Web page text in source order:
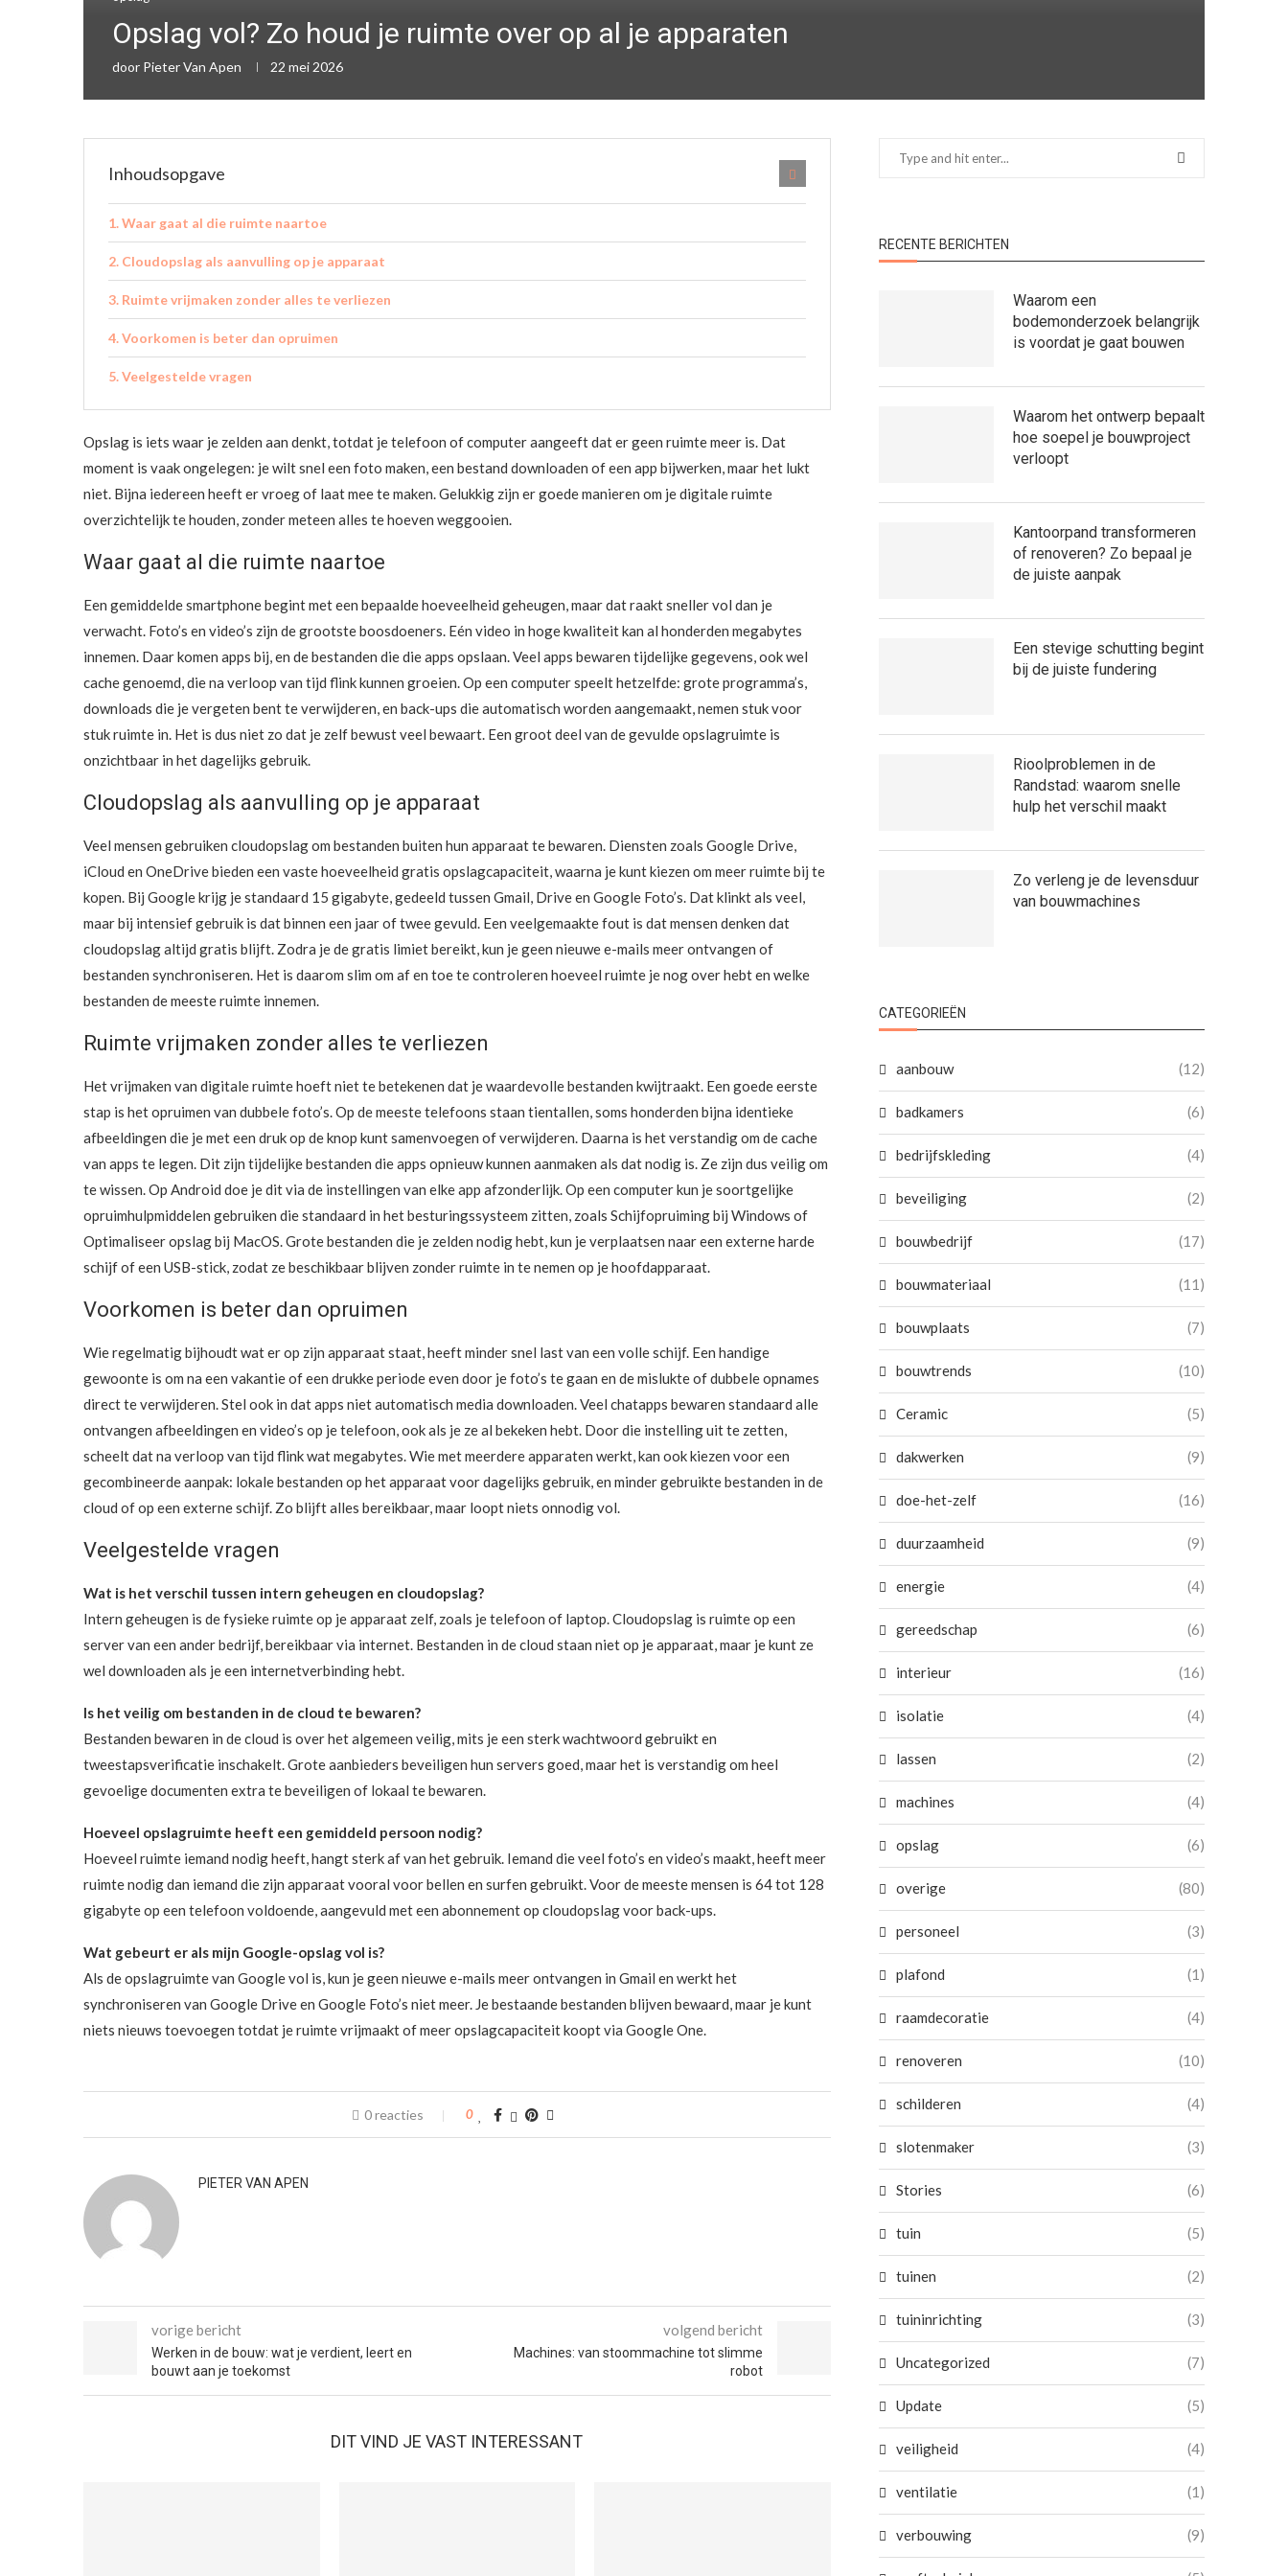
Opslag vol? Zo houd je ruimte over op al je apparaten
door Pieter Van Apen 22 mei 2026
Inhoudsopgave
Waar gaat al die ruimte naartoe
Cloudopslag als aanvulling op je apparaat
Ruimte vrijmaken zonder alles te verliezen
Voorkomen is beter dan opruimen
Veelgestelde vragen
Opslag is iets waar je zelden aan denkt, totdat je telefoon of computer aangeeft dat er geen ruimte meer is. Dat
moment is vaak ongelegen: je wilt snel een foto maken, een bestand downloaden of een app bijwerken, maar het lukt
niet. Bijna iedereen heeft er vroeg of laat mee te maken. Gelukkig zijn er goede manieren om je digitale ruimte
overzichtelijk te houden, zonder meteen alles te hoeven weggooien.
Waar gaat al die ruimte naartoe
Een gemiddelde smartphone begint met een bepaalde hoeveelheid geheugen, maar dat raakt sneller vol dan je
verwacht. Foto’s en video’s zijn de grootste boosdoeners. Eén video in hoge kwaliteit kan al honderden megabytes
innemen. Daar komen apps bij, en de bestanden die die apps opslaan. Veel apps bewaren tijdelijke gegevens, ook wel
cache genoemd, die na verloop van tijd flink kunnen groeien. Op een computer speelt hetzelfde: grote programma’s,
downloads die je vergeten bent te verwijderen, en back-ups die automatisch worden aangemaakt, nemen stuk voor
stuk ruimte in. Het is dus niet zo dat je zelf bewust veel bewaart. Een groot deel van de gevulde opslagruimte is
onzichtbaar in het dagelijks gebruik.
Cloudopslag als aanvulling op je apparaat
Veel mensen gebruiken cloudopslag om bestanden buiten hun apparaat te bewaren. Diensten zoals Google Drive,
iCloud en OneDrive bieden een vaste hoeveelheid gratis opslagcapaciteit, waarna je kunt kiezen om meer ruimte bij te
kopen. Bij Google krijg je standaard 15 gigabyte, gedeeld tussen Gmail, Drive en Google Foto’s. Dat klinkt als veel,
maar bij intensief gebruik is dat binnen een jaar of twee gevuld. Een veelgemaakte fout is dat mensen denken dat
cloudopslag altijd gratis blijft. Zodra je de gratis limiet bereikt, kun je geen nieuwe e-mails meer ontvangen of
bestanden synchroniseren. Het is daarom slim om af en toe te controleren hoeveel ruimte je nog over hebt en welke
bestanden de meeste ruimte innemen.
Ruimte vrijmaken zonder alles te verliezen
Het vrijmaken van digitale ruimte hoeft niet te betekenen dat je waardevolle bestanden kwijtraakt. Een goede eerste
stap is het opruimen van dubbele foto’s. Op de meeste telefoons staan tientallen, soms honderden bijna identieke
afbeeldingen die je met een druk op de knop kunt samenvoegen of verwijderen. Daarna is het verstandig om de cache
van apps te legen. Dit zijn tijdelijke bestanden die apps opnieuw kunnen aanmaken als dat nodig is. Ze zijn dus veilig om
te wissen. Op Android doe je dit via de instellingen van elke app afzonderlijk. Op een computer kun je soortgelijke
opruimhulpmiddelen gebruiken die standaard in het besturingssysteem zitten, zoals Schijfopruiming bij Windows of
Optimaliseer opslag bij MacOS. Grote bestanden die je zelden nodig hebt, kun je verplaatsen naar een externe harde
schijf of een USB-stick, zodat ze beschikbaar blijven zonder ruimte in te nemen op je hoofdapparaat.
Voorkomen is beter dan opruimen
Wie regelmatig bijhoudt wat er op zijn apparaat staat, heeft minder snel last van een volle schijf. Een handige
gewoonte is om na een vakantie of een drukke periode even door je foto’s te gaan en de mislukte of dubbele opnames
direct te verwijderen. Stel ook in dat apps niet automatisch media downloaden. Veel chatapps bewaren standaard alle
ontvangen afbeeldingen en video’s op je telefoon, ook als je ze al bekeken hebt. Door die instelling uit te zetten,
scheelt dat na verloop van tijd flink wat megabytes. Wie met meerdere apparaten werkt, kan ook kiezen voor een
gecombineerde aanpak: lokale bestanden op het apparaat voor dagelijks gebruik, en minder gebruikte bestanden in de
cloud of op een externe schijf. Zo blijft alles bereikbaar, maar loopt niets onnodig vol.
Veelgestelde vragen
Wat is het verschil tussen intern geheugen en cloudopslag?
Intern geheugen is de fysieke ruimte op je apparaat zelf, zoals je telefoon of laptop. Cloudopslag is ruimte op een
server van een ander bedrijf, bereikbaar via internet. Bestanden in de cloud staan niet op je apparaat, maar je kunt ze
wel downloaden als je een internetverbinding hebt.
Is het veilig om bestanden in de cloud te bewaren?
Bestanden bewaren in de cloud is over het algemeen veilig, mits je een sterk wachtwoord gebruikt en
tweestapsverificatie inschakelt. Grote aanbieders beveiligen hun servers goed, maar het is verstandig om heel
gevoelige documenten extra te beveiligen of lokaal te bewaren.
Hoeveel opslagruimte heeft een gemiddeld persoon nodig?
Hoeveel ruimte iemand nodig heeft, hangt sterk af van het gebruik. Iemand die veel foto’s en video’s maakt, heeft meer
ruimte nodig dan iemand die zijn apparaat vooral voor bellen en surfen gebruikt. Voor de meeste mensen is 64 tot 128
gigabyte op een telefoon voldoende, aangevuld met een abonnement op cloudopslag voor back-ups.
Wat gebeurt er als mijn Google-opslag vol is?
Als de opslagruimte van Google vol is, kun je geen nieuwe e-mails meer ontvangen in Gmail en werkt het
synchroniseren van Google Drive en Google Foto’s niet meer. Je bestaande bestanden blijven bewaard, maar je kunt
niets nieuws toevoegen totdat je ruimte vrijmaakt of meer opslagcapaciteit koopt via Google One.
0 reacties 0
PIETER VAN APEN
vorige bericht
Werken in de bouw: wat je verdient, leert en
bouwt aan je toekomst
volgend bericht
Machines: van stoommachine tot slimme
robot
DIT VIND JE VAST INTERESSANT
RECENTE BERICHTEN
Waarom een
bodemonderzoek belangrijk
is voordat je gaat bouwen
Waarom het ontwerp bepaalt
hoe soepel je bouwproject
verloopt
Kantoorpand transformeren
of renoveren? Zo bepaal je
de juiste aanpak
Een stevige schutting begint
bij de juiste fundering
Rioolproblemen in de
Randstad: waarom snelle
hulp het verschil maakt
Zo verleng je de levensduur
van bouwmachines
CATEGORIEËN
aanbouw (12)
badkamers (6)
bedrijfskleding (4)
beveiliging (2)
bouwbedrijf (17)
bouwmateriaal (11)
bouwplaats (7)
bouwtrends (10)
Ceramic (5)
dakwerken (9)
doe-het-zelf (16)
duurzaamheid (9)
energie (4)
gereedschap (6)
interieur (16)
isolatie (4)
lassen (2)
machines (4)
opslag (6)
overige (80)
personeel (3)
plafond (1)
raamdecoratie (4)
renoveren (10)
schilderen (4)
slotenmaker (3)
Stories (6)
tuin (5)
tuinen (2)
tuininrichting (3)
Uncategorized (7)
Update (5)
veiligheid (4)
ventilatie (1)
verbouwing (9)